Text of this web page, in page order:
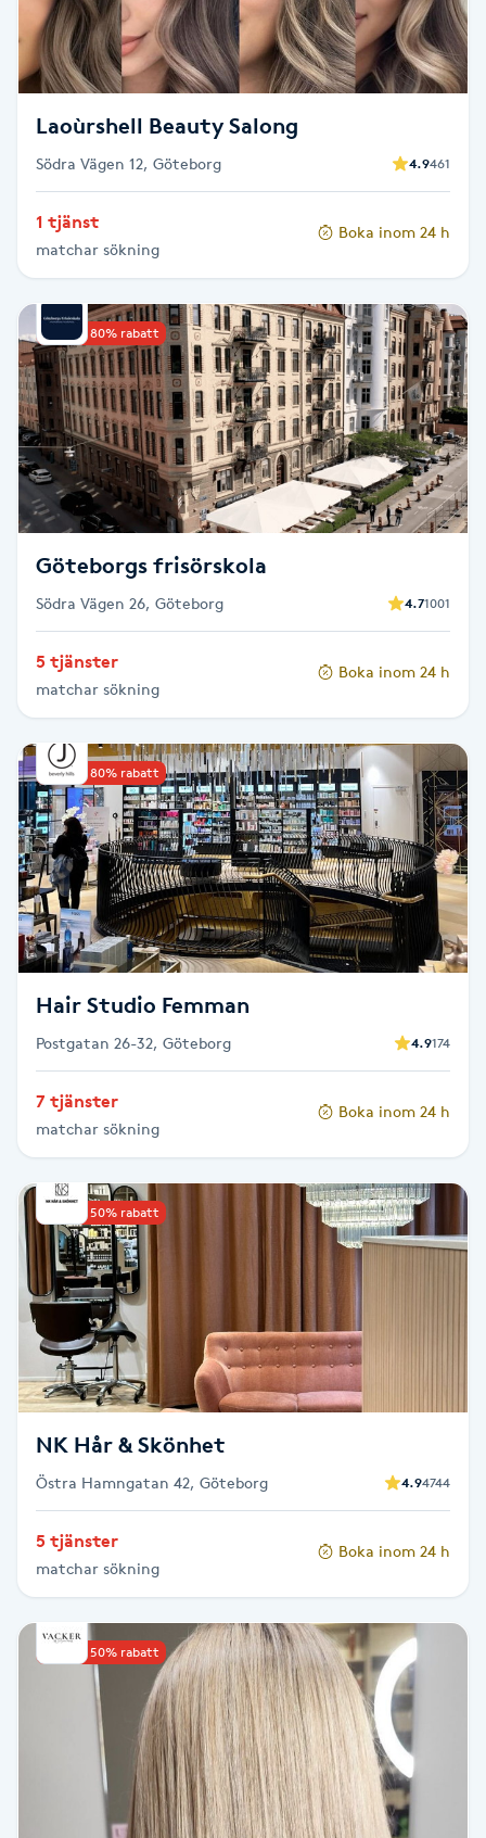
Dermapen
Enzympeeling
Extensions
Extensions borttagning
Eyeliner-tatuering
F
Face framing
Faceliftmassage
Fet hårbotten
Fibromassage
Fillers
Fotmassage
Fotsvamp
Fotvård
Fransar
Fransborttagning
Fransfärgning
Fransförlängning
Fransförlängning Megavolym
Fransförlängning Volym
Fransk manikyr
Fransrengöring
Frekvensterapi
Friskvård
Funktionsanalys
Laoùrshell Beauty Salong
Södra Vägen 12, Göteborg 4.9461
1 tjänst
matchar sökning
Boka inom 24 h
Upp till 80% rabatt
Göteborgs frisörskola
Södra Vägen 26, Göteborg 4.71001
5 tjänster
matchar sökning
Boka inom 24 h
Upp till 80% rabatt
Hair Studio Femman
Postgatan 26-32, Göteborg 4.9174
7 tjänster
matchar sökning
Boka inom 24 h
Upp till 50% rabatt
NK Hår & Skönhet
Östra Hamngatan 42, Göteborg 4.94744
5 tjänster
matchar sökning
Boka inom 24 h
Upp till 50% rabatt